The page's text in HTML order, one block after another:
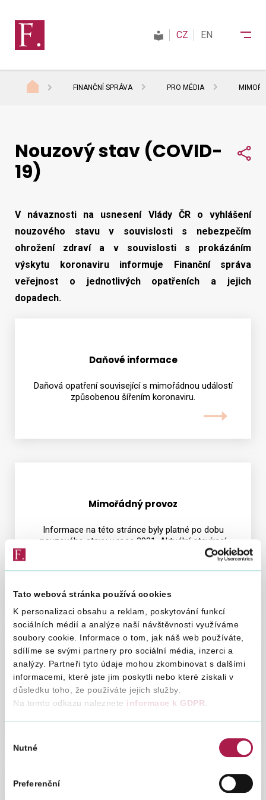
Tato webová stránka používá cookies
K personalizaci obsahu a reklam, poskytování funkcí
sociálních médií a analýze naší návštěvnosti využíváme
soubory cookie. Informace o tom, jak náš web používáte,
sdílíme se svými partnery pro sociální média, inzerci a
analýzy. Partneři tyto údaje mohou zkombinovat s dalšími
informacemi, které jste jim poskytli nebo které získali v
důsledku toho, že používáte jejich služby.
Na tomto odkazu naleznete informace k GDPR
souhlasu
Nutné
Preferenční
Daně
Kontakty
CZ EN
FINANČNÍ SPRÁVA PRO MÉDIA
Nouzový stav (COVID-
19)
V návaznosti na usnesení Vlády ČR o vyhlášení
nouzového stavu v souvislosti s nebezpečím
ohrožení zdraví a v souvislosti s prokázáním
výskytu koronaviru informuje Finanční správa
veřejnost o jednotlivých opatřeních a jejich
dopadech.
Daňové informace
Daňová opatření související s mimořádnou událostí
způsobenou šířením koronaviru.
Mimořádný provoz
Informace na této stránce byly platné po dobu
nouzového stavu v roce 2021. Aktuální otevírací
dobu podatelen a pokladen finančních úřadů
Informace z krajů
Informace finančních úřadů, Specializovaného
finančního úřadu a Odvolacího finančního úřadu.